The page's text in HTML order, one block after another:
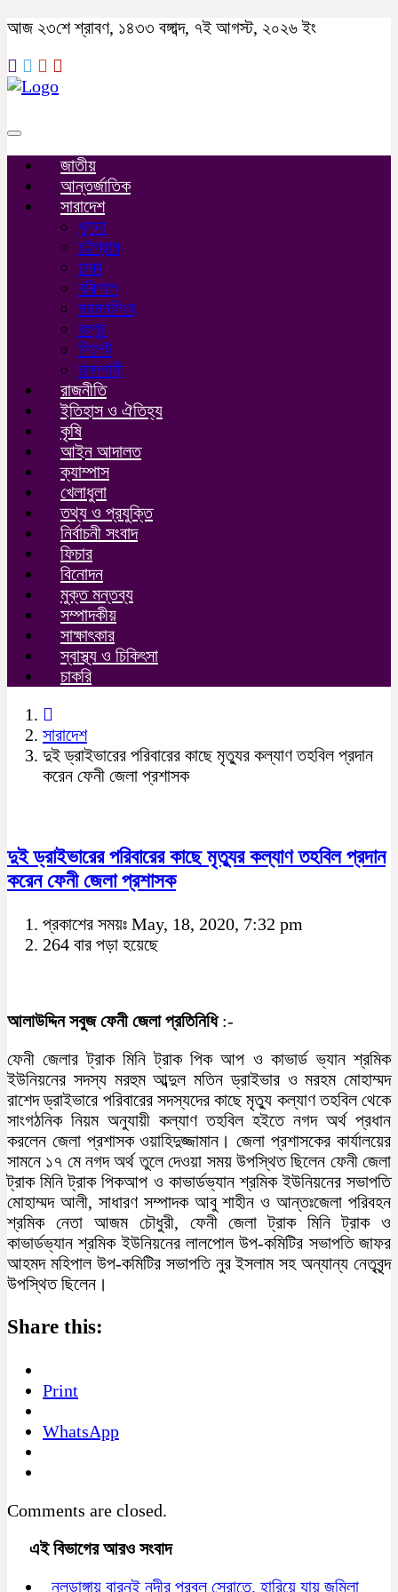
আজ ২৩শে শ্রাবণ, ১৪৩৩ বঙ্গাব্দ, ৭ই আগস্ট, ২০২৬ ইং
Toggle
navigation
জাতীয়
আন্তর্জাতিক
সারাদেশ
খুলনা
চট্টগ্রাম
ঢাকা
বরিশাল
ময়মনসিংহ
রংপুর
সিলেট
রাজশাহী
রাজনীতি
ইতিহাস ও ঐতিহ্য
কৃষি
আইন আদালত
ক্যাম্পাস
খেলাধুলা
তথ্য ও প্রযুক্তি
নির্বাচনী সংবাদ
ফিচার
বিনোদন
মুক্ত মন্তব্য
সম্পাদকীয়
সাক্ষাৎকার
স্বাস্থ্য ও চিকিৎসা
চাকরি
সারাদেশ
দুই ড্রাইভারের পরিবারের কাছে মৃত্যুর কল্যাণ তহবিল প্রদান
করেন ফেনী জেলা প্রশাসক
দুই ড্রাইভারের পরিবারের কাছে মৃত্যুর কল্যাণ তহবিল প্রদান
করেন ফেনী জেলা প্রশাসক
প্রকাশের সময়ঃ May, 18, 2020, 7:32 pm
264 বার পড়া হয়েছে
আলাউদ্দিন সবুজ ফেনী জেলা প্রতিনিধি:-
ফেনী জেলার ট্রাক মিনি ট্রাক পিক আপ ও কাভার্ড ভ্যান শ্রমিক
ইউনিয়নের সদস্য মরহুম আব্দুল মতিন ড্রাইভার ও মরহম মোহাম্মদ
রাশেদ ড্রাইভারে পরিবারের সদস্যদের কাছে মৃত্যু কল্যাণ তহবিল থেকে
সাংগঠনিক নিয়ম অনুযায়ী কল্যাণ তহবিল হইতে নগদ অর্থ প্রধান
করলেন জেলা প্রশাসক ওয়াহিদুজ্জামান। জেলা প্রশাসকের কার্যালয়ের
সামনে ১৭ মে নগদ অর্থ তুলে দেওয়া সময় উপস্থিত ছিলেন ফেনী জেলা
ট্রাক মিনি ট্রাক পিকআপ ও কাভার্ডভ্যান শ্রমিক ইউনিয়নের সভাপতি
মোহাম্মদ আলী, সাধারণ সম্পাদক আবু শাহীন ও আন্তঃজেলা পরিবহন
শ্রমিক নেতা আজম চৌধুরী, ফেনী জেলা ট্রাক মিনি ট্রাক ও
কাভার্ডভ্যান শ্রমিক ইউনিয়নের লালপোল উপ-কমিটির সভাপতি জাফর
আহমদ মহিপাল উপ-কমিটির সভাপতি নুর ইসলাম সহ অন্যান্য নেতৃবৃন্দ
উপস্থিত ছিলেন।
Share this:
Print
WhatsApp
Comments are closed.
এই বিভাগের আরও সংবাদ
নলডাঙ্গায় বারনই নদীর প্রবল স্রোতে, হারিয়ে যায় জমিলা